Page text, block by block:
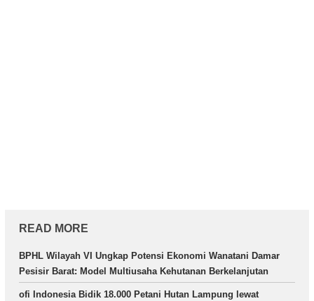
READ MORE
BPHL Wilayah VI Ungkap Potensi Ekonomi Wanatani Damar
Pesisir Barat: Model Multiusaha Kehutanan Berkelanjutan
ofi Indonesia Bidik 18.000 Petani Hutan Lampung lewat